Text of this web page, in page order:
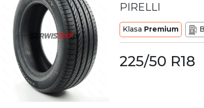
PIRELLI
Klasa Premium B
225/50 R18